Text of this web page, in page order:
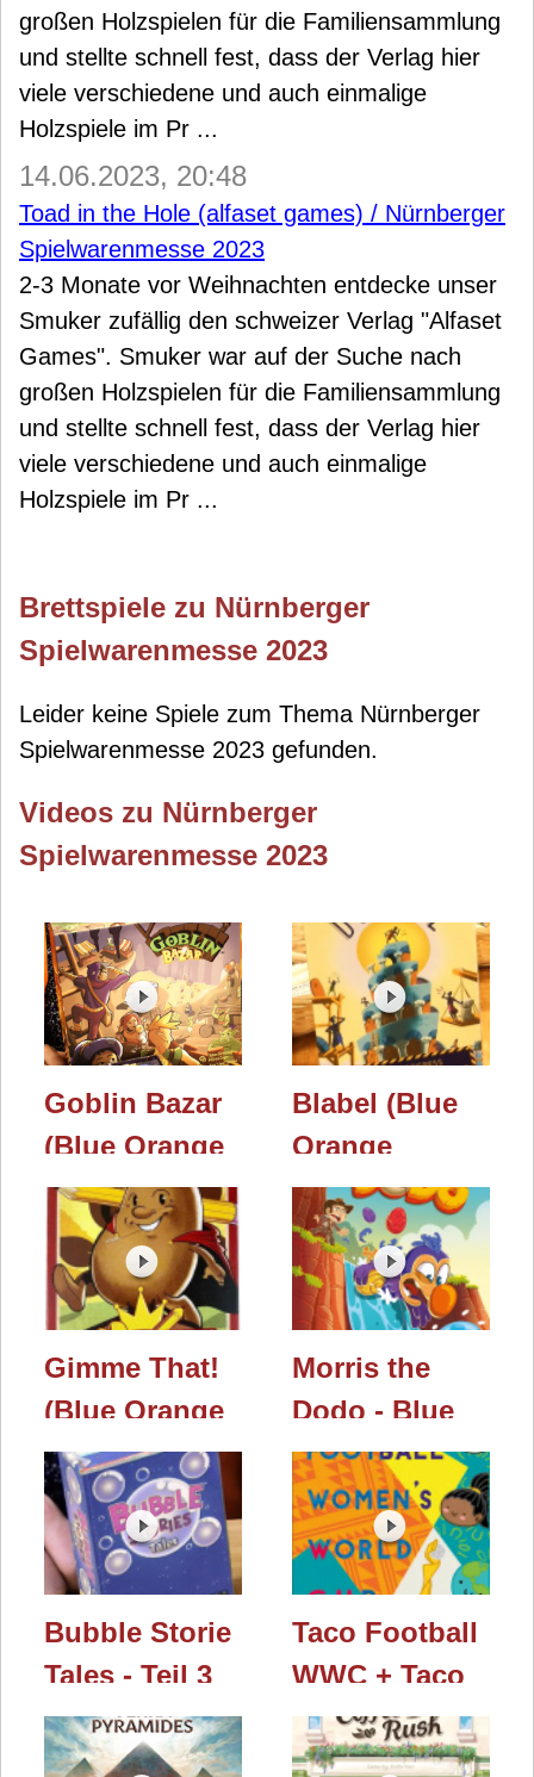
großen Holzspielen für die Familiensammlung
und stellte schnell fest, dass der Verlag hier
viele verschiedene und auch einmalige
Holzspiele im Pr ...
14.06.2023, 20:48
Toad in the Hole (alfaset games) / Nürnberger
Spielwarenmesse 2023
2-3 Monate vor Weihnachten entdecke unser
Smuker zufällig den schweizer Verlag "Alfaset
Games". Smuker war auf der Suche nach
großen Holzspielen für die Familiensammlung
und stellte schnell fest, dass der Verlag hier
viele verschiedene und auch einmalige
Holzspiele im Pr ...
Brettspiele zu Nürnberger
Spielwarenmesse 2023
Leider keine Spiele zum Thema Nürnberger
Spielwarenmesse 2023 gefunden.
Videos zu Nürnberger
Spielwarenmesse 2023
Goblin Bazar
(Blue Orange
Games) /
Nürnberger
Spielwarenmesse
2023 / Essen
2023
Blabel (Blue
Orange
Games) /
Nürnberger
Spielwarenmesse
2023 / Essen
2023
Gimme That!
(Blue Orange
Games) /
Nürnberger
Spielwarenmesse
2023 / Essen
2023
Morris the
Dodo - Blue
Orange (Blue
Orange
Games) /
Nürnberger
Spielwarenmesse
2023 / Essen
2023
Bubble Storie
Tales - Teil 3
(Blue Orange
Games) /
Taco Football
WWC + Taco
Kitten Pizza
(Blue Orange